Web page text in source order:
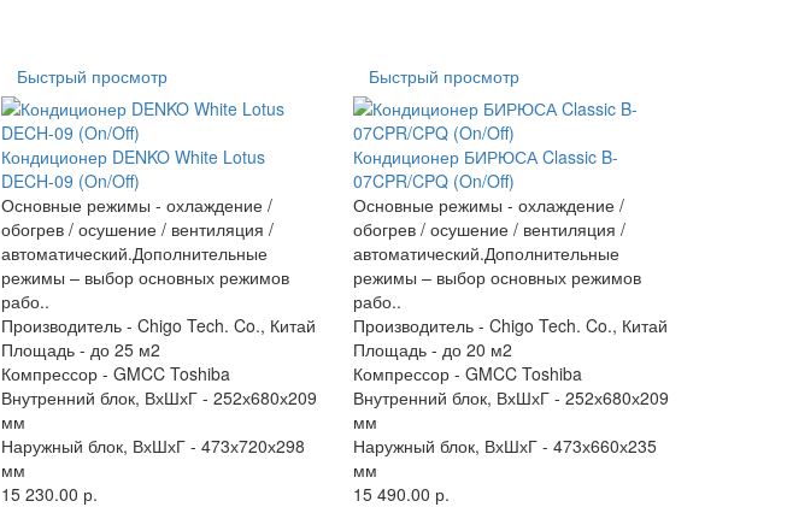
Быстрый просмотр
Кондиционер DENKO White Lotus
DECH-09 (On/Off)
Основные режимы - охлаждение /
обогрев / осушение / вентиляция /
автоматический.Дополнительные
режимы – выбор основных режимов
рабо..
Производитель - Chigo Tech. Co., Китай
Площадь - до 25 м2
Компрессор - GMCC Toshiba
Внутренний блок, ВхШхГ - 252х680х209
мм
Наружный блок, ВхШхГ - 473х720х298
мм
15 230.00 р.
Быстрый просмотр
Кондиционер БИРЮСА Classic B-
07CPR/CPQ (On/Off)
Основные режимы - охлаждение /
обогрев / осушение / вентиляция /
автоматический.Дополнительные
режимы – выбор основных режимов
рабо..
Производитель -Chigo Tech. Co., Китай
Площадь -до 20 м2
Компрессор -GMCC Toshiba
Внутренний блок, ВхШхГ -252х680х209
мм
Наружный блок, ВхШхГ -473х660х235
мм
15 490.00 р.